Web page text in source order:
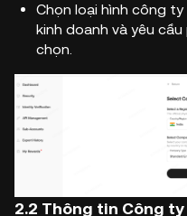
Chọn loại hình công
kinh doanh và yêu
chọn.
2.2 Thông tin Công ty